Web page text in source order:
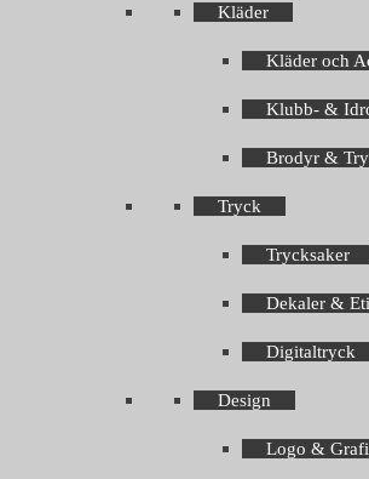
Kläder
Kläder och
Klubb- &
Brodyr &
Tryck
Trycksaker
Dekaler &
Digitaltryck
Design
Logo &